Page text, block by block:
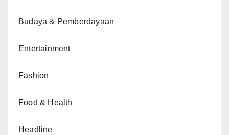
Budaya & Pemberdayaan
Entertainment
Fashion
Food & Health
Headline